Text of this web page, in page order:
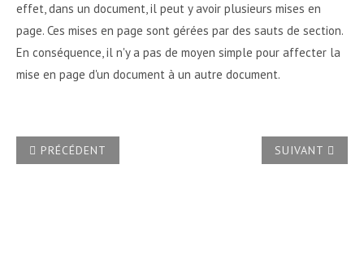
effet, dans un document, il peut y avoir plusieurs mises en
page. Ces mises en page sont gérées par des sauts de section.
En conséquence, il n'y a pas de moyen simple pour affecter la
mise en page d'un document à un autre document.
ARTICLE PRÉCÉDENT : QUELLE EST LA DIFFÉRENCE
PRÉCÉDENT ARTICLE
SUIVANT